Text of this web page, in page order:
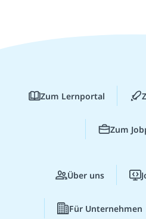
Zum Lernportal
Zum
Über uns
Für Unternehmen